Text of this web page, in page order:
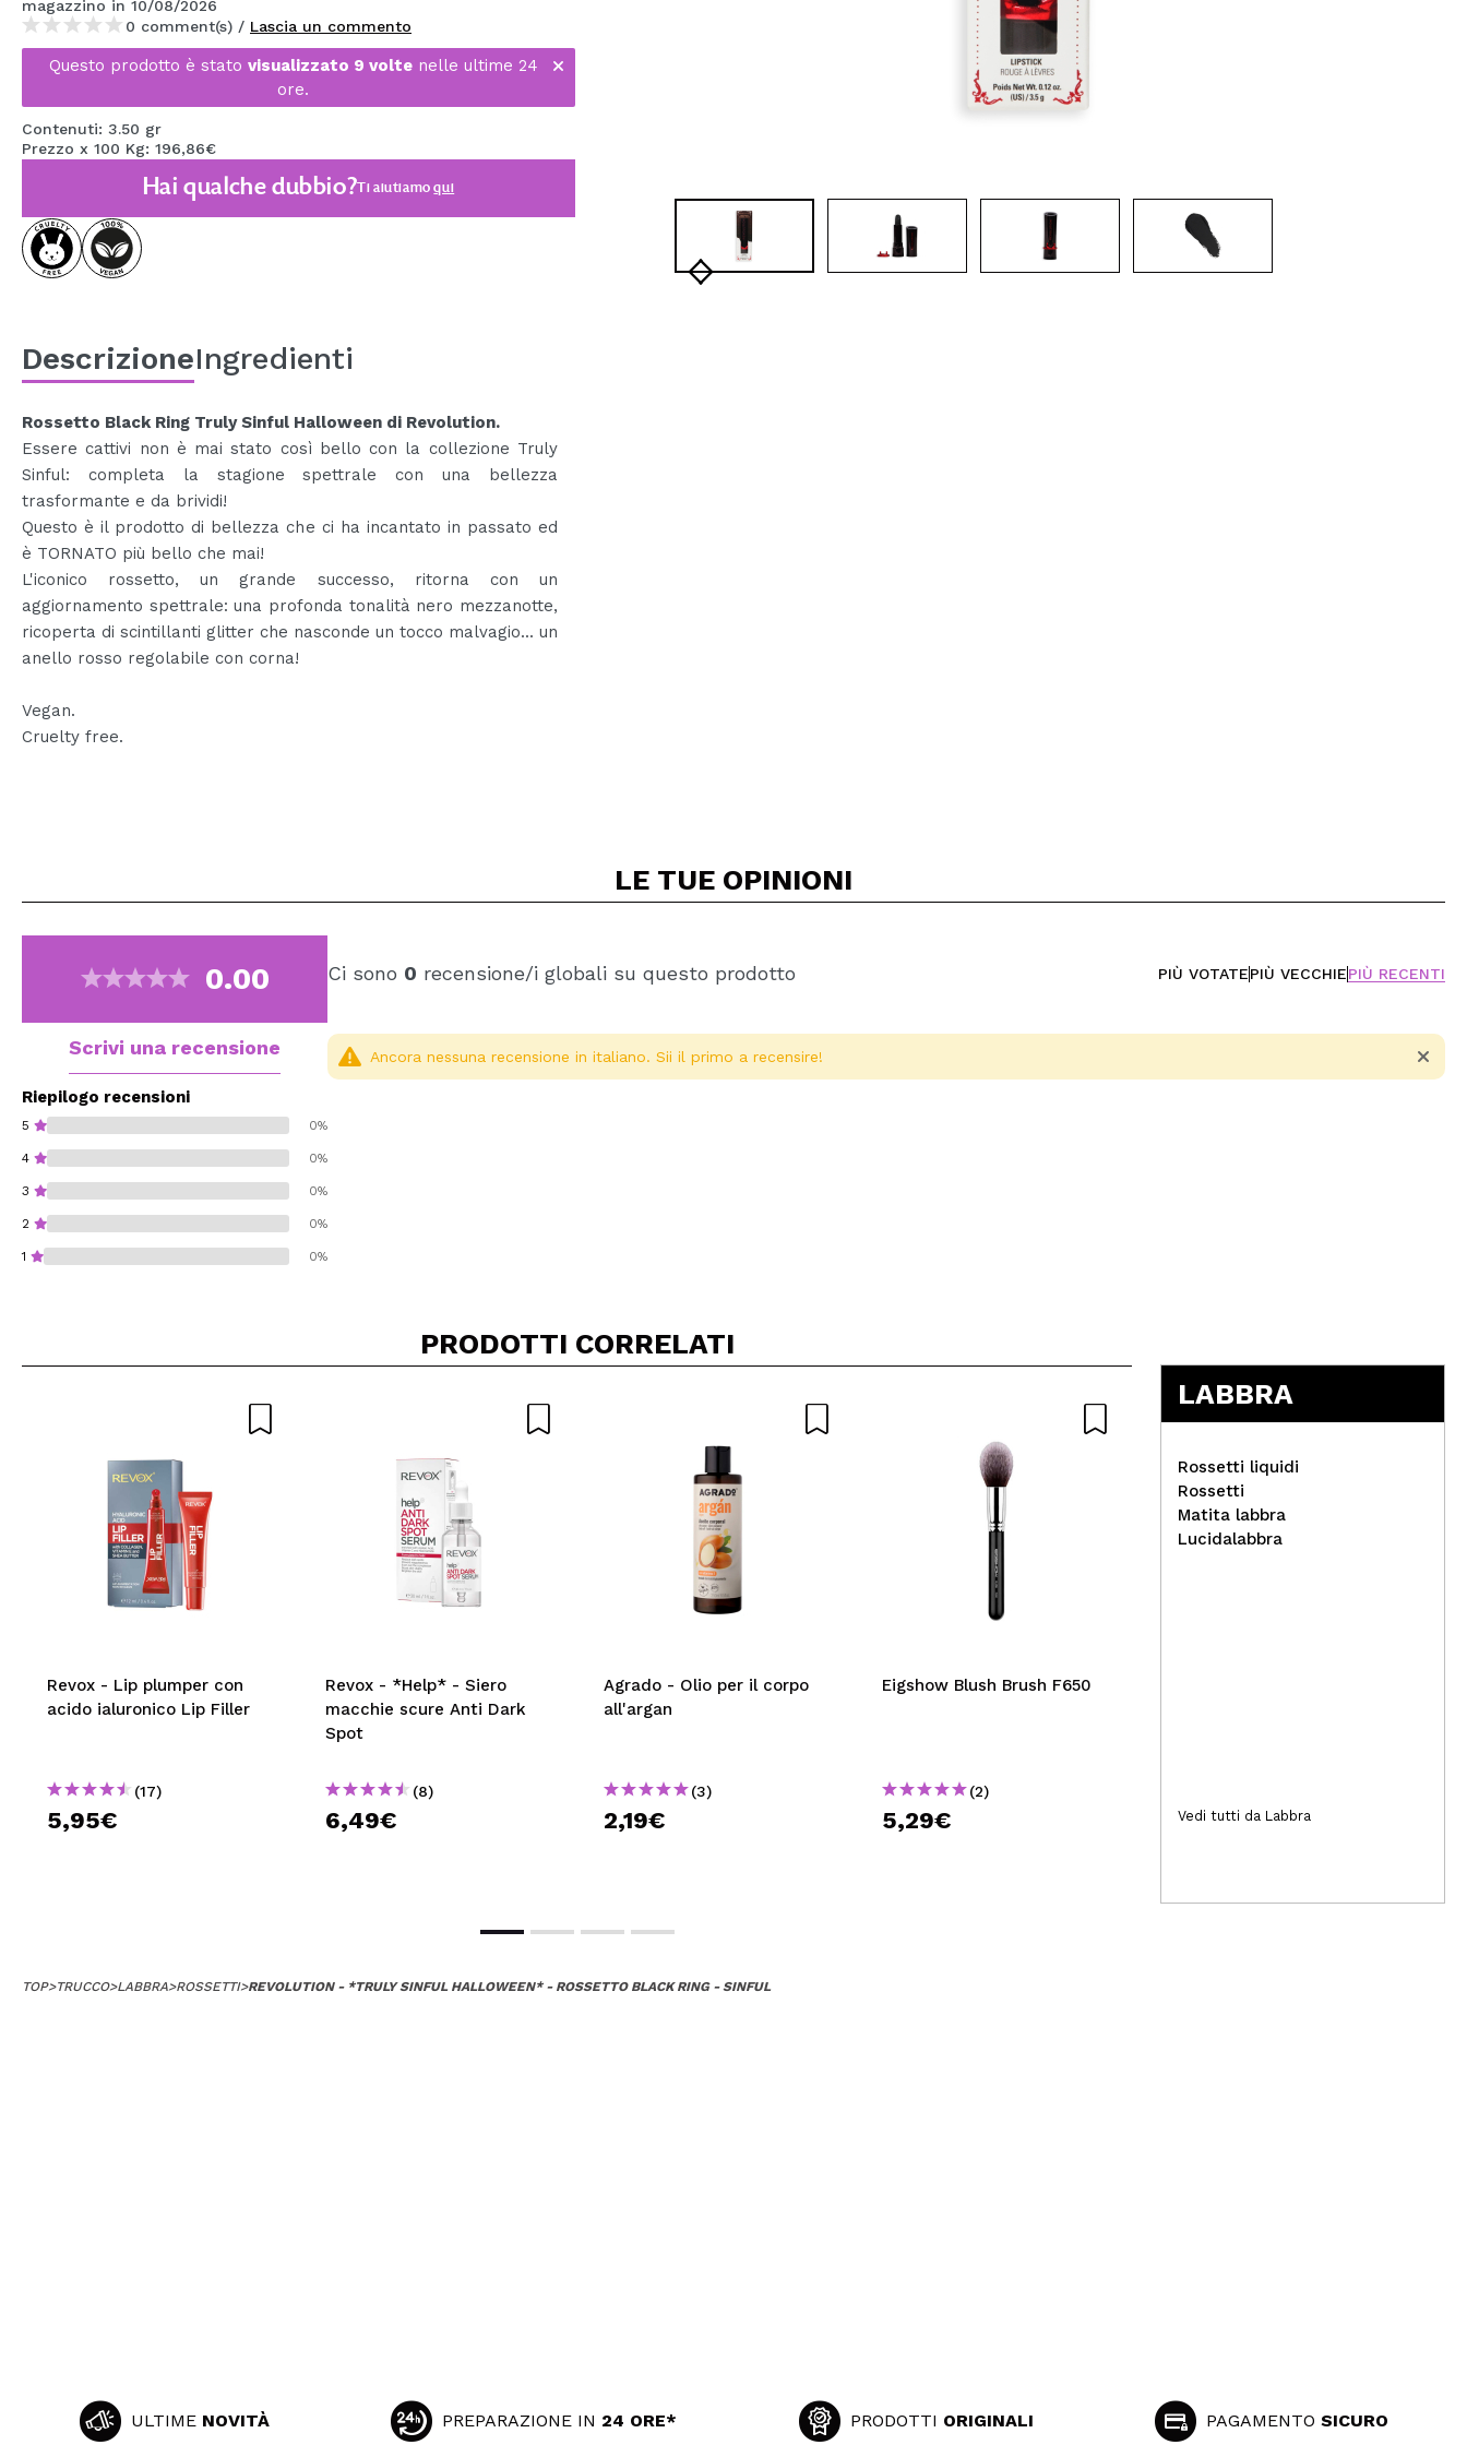
MAQUIFARMA
KOREA ZONE
TRAVEL SIZE
NATURE
SPECIALE
OUTLET
PROSSIMAMENTE
CREARE UN ACCOUNT
magazzino in 10/08/2026
0 comment(s) / Lascia un commento
Questo prodotto è stato visualizzato 9 voltenelle ultime 24
ore.
Contenuti: 3.50 gr
Prezzo x 100 Kg: 196,86€
Hai qualche dubbio?Ti aiutiamoqui
DescrizioneIngredienti
Rossetto Black Ring Truly Sinful Halloween di Revolution.
Essere cattivi non è mai stato così bello con la collezione Truly
Sinful: completa la stagione spettrale con una bellezza
trasformante e da brividi!
Questo è il prodotto di bellezza che ci ha incantato in passato ed
è TORNATO più bello che mai!
L'iconico rossetto, un grande successo, ritorna con un
aggiornamento spettrale: una profonda tonalità nero mezzanotte,
ricoperta di scintillanti glitter che nasconde un tocco malvagio... un
anello rosso regolabile con corna!
Vegan.
Cruelty free.
LE TUE OPINIONI
0.00
Scrivi una recensione
Riepilogo recensioni
5 0%
4 0%
3 0%
2 0%
1 0%
Ci sono 0 recensione/i globali su questo prodotto PIÙ VOTATEPIÙ VECCHIEPIÙ RECENTI
Ancora nessuna recensione in italiano. Sii il primo a recensire!
PRODOTTI CORRELATI
Revox - Lip plumper con
acido ialuronico Lip Filler
(17)
5,95€
Revox - *Help* - Siero
macchie scure Anti Dark
Spot
(8)
6,49€
Agrado - Olio per il corpo
all'argan
(3)
2,19€
Eigshow Blush Brush F650
(2)
5,29€ 4,90€
LABBRA
Rossetti liquidi
Rossetti
Matita labbra
Lucidalabbra
Vedi tutti da Labbra
TOP>TRUCCO>LABBRA>ROSSETTI>REVOLUTION - *TRULY SINFUL HALLOWEEN* - ROSSETTO BLACK RING - SINFUL
ULTIME NOVITÀ PREPARAZIONE IN 24 ORE* PRODOTTI ORIGINALI PAGAMENTO SICURO